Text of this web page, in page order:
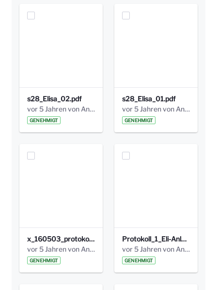
s28_Elisa_02.pdf
vor 5 Jahren von Anni Schlumberger
GENEHMIGT
s28_Elisa_01.pdf
vor 5 Jahren von Anni Schlumberger
GENEHMIGT
x_160503_protokoll_infoabend.pdf
vor 5 Jahren von Anni Schlumberger
GENEHMIGT
Protokoll_1_Eli-Anlage_final.pdf
vor 5 Jahren von Anni Schlumberger
GENEHMIGT